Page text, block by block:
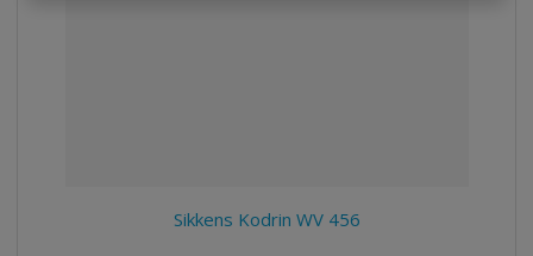
Sikkens Kodrin WV 456